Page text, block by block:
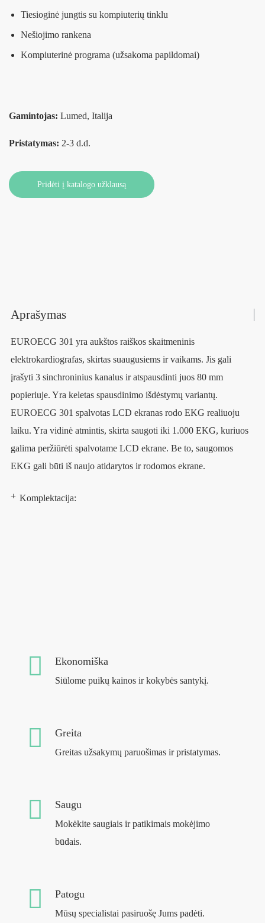
Tiesioginė jungtis su kompiuterių tinklu
Nešiojimo rankena
Kompiuterinė programa (užsakoma papildomai)
Gamintojas: Lumed, Italija
Pristatymas: 2-3 d.d.
Pridėti į katalogo užklausą
Aprašymas
EUROECG 301 yra aukštos raiškos skaitmeninis
elektrokardiografas, skirtas suaugusiems ir vaikams. Jis gali
įrašyti 3 sinchroninius kanalus ir atspausdinti juos 80 mm
popieriuje. Yra keletas spausdinimo išdėstymų variantų.
EUROECG 301 spalvotas LCD ekranas rodo EKG realiuoju
laiku. Yra vidinė atmintis, skirta saugoti iki 1.000 EKG, kuriuos
galima peržiūrėti spalvotame LCD ekrane. Be to, saugomos
EKG gali būti iš naujo atidarytos ir rodomos ekrane.
Komplektacija:
Ekonomiška
Siūlome puikų kainos ir kokybės santykį.
Greita
Greitas užsakymų paruošimas ir pristatymas.
Saugu
Mokėkite saugiais ir patikimais mokėjimo
būdais.
Patogu
Mūsų specialistai pasiruošę Jums padėti.